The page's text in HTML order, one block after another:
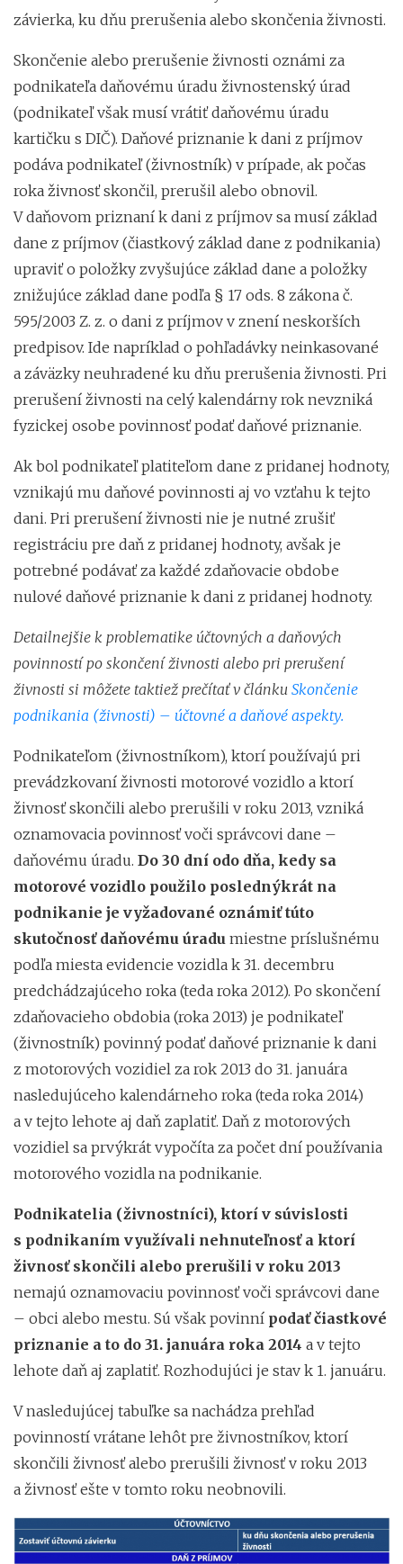
závierka, ku dňu prerušenia alebo skončenia živnosti.
Skončenie alebo prerušenie živnosti oznámi za
podnikateľa daňovému úradu živnostenský úrad
(podnikateľ však musí vrátiť daňovému úradu
kartičku s DIČ). Daňové priznanie k dani z príjmov
podáva podnikateľ (živnostník) v prípade, ak počas
roka živnosť skončil, prerušil alebo obnovil.
V daňovom priznaní k dani z príjmov sa musí základ
dane z príjmov (čiastkový základ dane z podnikania)
upraviť o položky zvyšujúce základ dane a položky
znižujúce základ dane podľa § 17 ods. 8 zákona č.
595/2003 Z. z. o dani z príjmov v znení neskorších
predpisov. Ide napríklad o pohľadávky neinkasované
a záväzky neuhradené ku dňu prerušenia živnosti. Pri
prerušení živnosti na celý kalendárny rok nevzniká
fyzickej osobe povinnosť podať daňové priznanie.
Ak bol podnikateľ platiteľom dane z pridanej hodnoty,
vznikajú mu daňové povinnosti aj vo vzťahu k tejto
dani. Pri prerušení živnosti nie je nutné zrušiť
registráciu pre daň z pridanej hodnoty, avšak je
potrebné podávať za každé zdaňovacie obdobe
nulové daňové priznanie k dani z pridanej hodnoty.
Detailnejšie k problematike účtovných a daňových
povinností po skončení živnosti alebo pri prerušení
živnosti si môžete taktiež prečítať v článku Skončenie
podnikania (živnosti) – účtovné a daňové aspekty.
Podnikateľom (živnostníkom), ktorí používajú pri
prevádzkovaní živnosti motorové vozidlo a ktorí
živnosť skončili alebo prerušili v roku 2013, vzniká
oznamovacia povinnosť voči správcovi dane –
daňovému úradu. Do 30 dní odo dňa, kedy sa
motorové vozidlo použilo poslednýkrát na
podnikanie je vyžadované oznámiť túto
skutočnosť daňovému úradu miestne príslušnému
podľa miesta evidencie vozidla k 31. decembru
predchádzajúceho roka (teda roka 2012). Po skončení
zdaňovacieho obdobia (roka 2013) je podnikateľ
(živnostník) povinný podať daňové priznanie k dani
z motorových vozidiel za rok 2013 do 31. januára
nasledujúceho kalendárneho roka (teda roka 2014)
a v tejto lehote aj daň zaplatiť. Daň z motorových
vozidiel sa prvýkrát vypočíta za počet dní používania
motorového vozidla na podnikanie.
Podnikatelia (živnostníci), ktorí v súvislosti
s podnikaním využívali nehnuteľnosť a ktorí
živnosť skončili alebo prerušili v roku 2013
nemajú oznamovaciu povinnosť voči správcovi dane
– obci alebo mestu. Sú však povinní podať čiastkové
priznanie a to do 31. januára roka 2014 a v tejto
lehote daň aj zaplatiť. Rozhodujúci je stav k 1. januáru.
V nasledujúcej tabuľke sa nachádza prehľad
povinností vrátane lehôt pre živnostníkov, ktorí
skončili živnosť alebo prerušili živnosť v roku 2013
a živnosť ešte v tomto roku neobnovili.